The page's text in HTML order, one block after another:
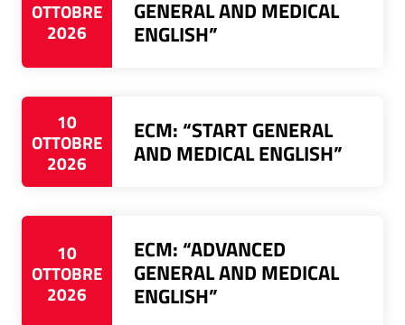
OTTOBRE
2026
GENERAL AND MEDICAL
ENGLISH”
10
OTTOBRE
2026
ECM: “START GENERAL
AND MEDICAL ENGLISH”
10
OTTOBRE
2026
ECM: “ADVANCED
GENERAL AND MEDICAL
ENGLISH”